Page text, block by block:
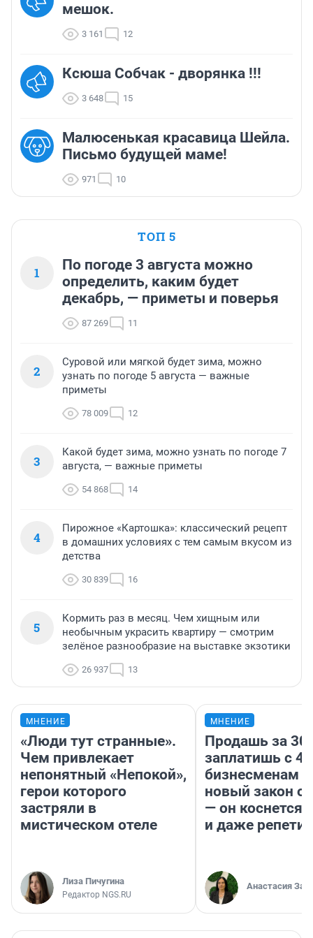
мешок.
3 161 12
Ксюша Собчак - дворянка !!!
3 648 15
Малюсенькая красавица Шейла.
Письмо будущей маме!
971 10
ТОП 5
1
По погоде 3 августа можно
определить, каким будет
декабрь, — приметы и поверья
87 269 11
2
Суровой или мягкой будет зима, можно
узнать по погоде 5 августа — важные
приметы
78 009 12
3
Какой будет зима, можно узнать по погоде 7
августа, — важные приметы
54 868 14
4
Пирожное «Картошка»: классический рецепт
в домашних условиях с тем самым вкусом из
детства
30 839 16
5
Кормить раз в месяц. Чем хищным или
необычным украсить квартиру — смотрим
зелёное разнообразие на выставке экзотики
26 937 13
МНЕНИЕ
«Люди тут странные».
Чем привлекает
непонятный «Непокой»,
герои которого
застряли в
мистическом отеле
Лиза Пичугина
Редактор NGS.RU
МНЕНИЕ
Продашь за
заплатишь с
бизнесменам
новый закон о
— он коснется
и даже
Анастасия